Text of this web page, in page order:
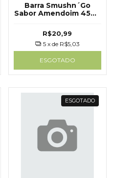
Barra Smushn´Go
Sabor Amendoim 45g -
R$20,99
5 x de R$5,03
ESGOTADO
ESGOTADO